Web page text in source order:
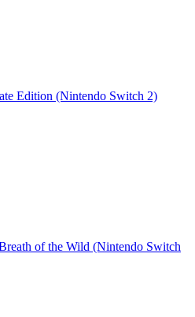
Edition (Nintendo Switch 2)
of the Wild (Nintendo Switch